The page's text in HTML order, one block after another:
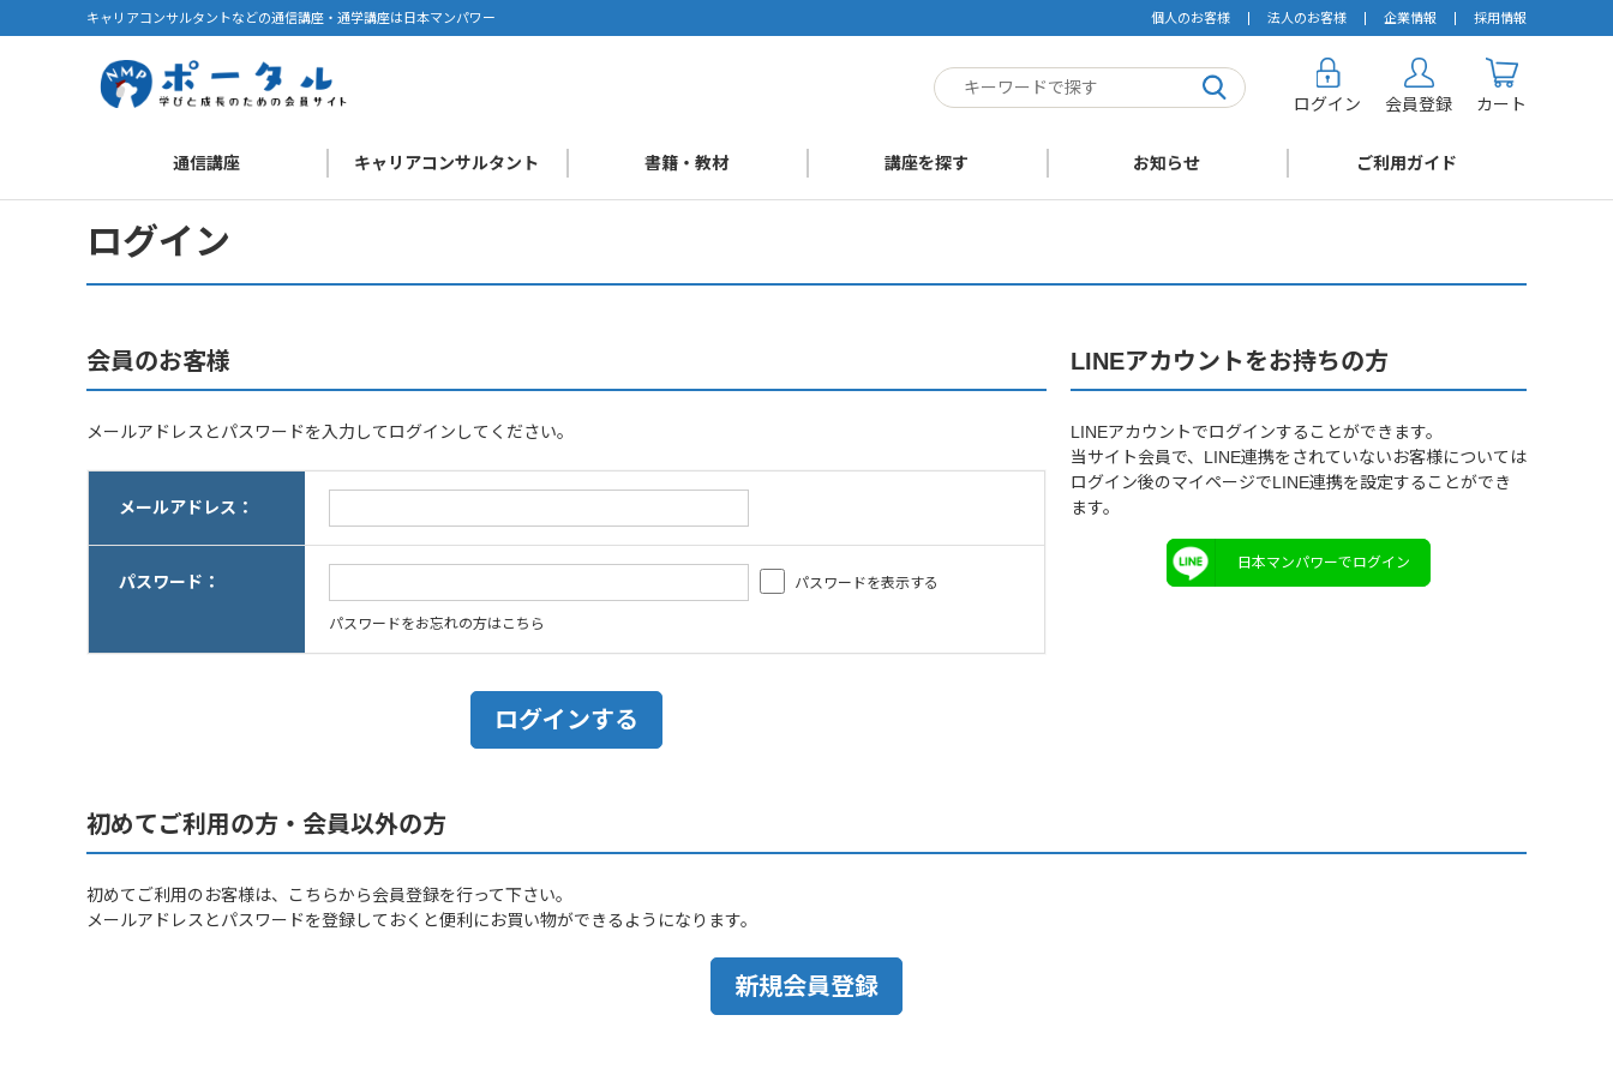
キャリアコンサルタントなどの通信講座・通学講座は日本マンパワー 個人のお客様 法人のお客様 企業情報 採用情報
ログイン 会員登録 カート
通信講座 キャリアコンサルタント 書籍・教材 講座を探す お知らせ ご利用ガイド
ログイン
会員のお客様
メールアドレスとパスワードを入力してログインしてください。
メールアドレス：
パスワード： パスワードを表示する
パスワードをお忘れの方はこちら
LINEアカウントをお持ちの方
LINEアカウントでログインすることができます。
当サイト会員で、LINE連携をされていないお客様については
ログイン後のマイページでLINE連携を設定することができ
ます。
日本マンパワーでログイン
初めてご利用の方・会員以外の方
初めてご利用のお客様は、こちらから会員登録を行って下さい。
メールアドレスとパスワードを登録しておくと便利にお買い物ができるようになります。